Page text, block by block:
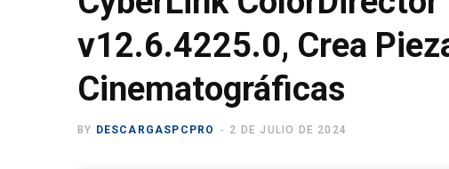
k m
v12.6.4225.0, Crea
Cinematográficas
BY DESCARGASPCPRO 2 DE JULIO DE 2024